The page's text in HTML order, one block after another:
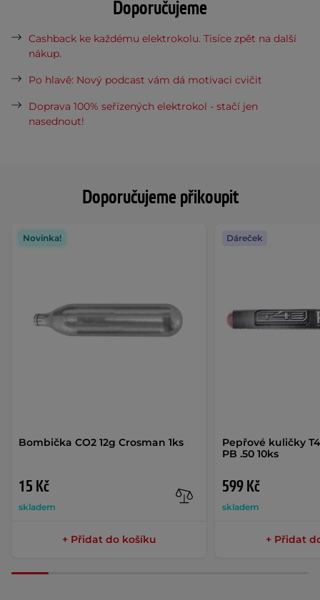
Doporučujeme přikoupit
Bombička CO2 12g Crosman 1ks
15 Kč
skladem
Novinka!
+ Přidat do košíku
Pepřové kuličky
PB .50 10ks
599 Kč
skladem
Dáreček
+ Přidat
Doporučujeme
Cashback ke každému elektrokolu. Tisíce zpět na další
nákup.
Po hlavě: Nový podcast vám dá motivaci cvičit
Doprava 100% seřízených elektrokol - stačí jen
nasednout!